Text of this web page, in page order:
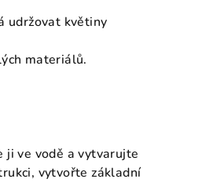
udržovat květiny
materiálů.
ji ve vodě a vytvarujte
vytvořte základní